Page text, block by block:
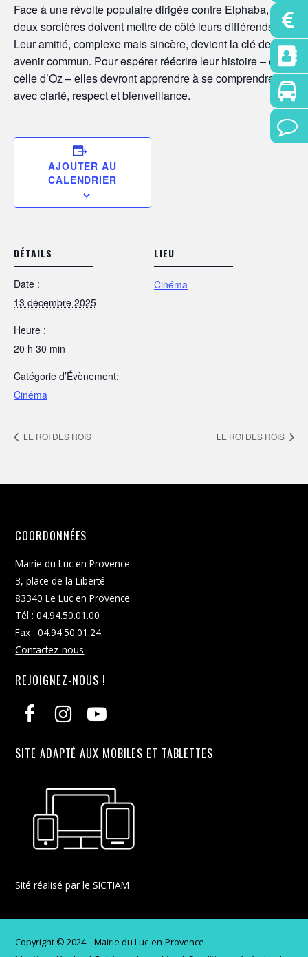
Face à une révolte populaire dirigée contre Elphaba, les
deux sorcières doivent mettre de côté leurs différends.
Leur amitié, complexe mais sincère, devient la clé de leur
avenir commun. Pour espérer réécrire leur histoire – et
celle d’Oz – elles devront apprendre à se comprendre
avec clarté, respect et bienveillance.
AJOUTER AU
CALENDRIER
DÉTAILS
Date :
13 décembre 2025
Heure :
20 h 30 min
Catégorie d’Évènement:
Cinéma
LIEU
Cinéma
LE ROI DES ROIS LE ROI DES ROIS
COORDONNÉES
Mairie du Luc en Provence
3, place de la Liberté
83340 Le Luc en Provence
Tél : 04.94.50.01.00
Fax : 04.94.50.01.24
Contactez-nous
REJOIGNEZ-NOUS !
SITE ADAPTÉ AUX MOBILES ET TABLETTES
Sité réalisé par leSICTIAM
Copyright © 2024 – Mairie du Luc-en-Provence